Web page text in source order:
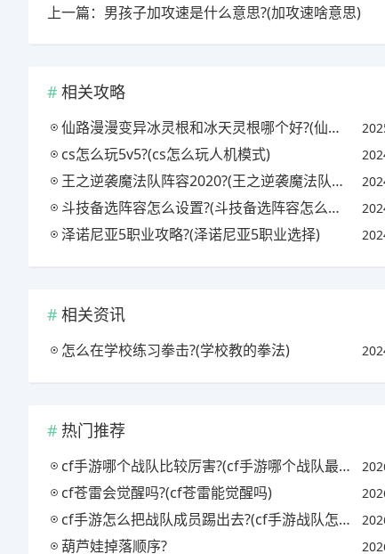
上一篇：男孩子加攻速是什么意思?(加攻速啥意思)
相关攻略
仙路漫漫变异冰灵根和冰天灵根哪个好?(仙路漫漫变异灵根和天灵根哪个厉害)
cs怎么玩5v5?(cs怎么玩人机模式)
王之逆袭魔法队阵容2020?(王之逆袭魔法队主力输出)
斗技备选阵容怎么设置?(斗技备选阵容怎么设置好)
泽诺尼亚5职业攻略?(泽诺尼亚5职业选择)
相关资讯
怎么在学校练习拳击?(学校教的拳法)
热门推荐
cf手游哪个战队比较厉害?(cf手游哪个战队最强)
cf苍雷会觉醒吗?(cf苍雷能觉醒吗)
cf手游怎么把战队成员踢出去?(cf手游战队怎么踢人)
葫芦娃掉落顺序?